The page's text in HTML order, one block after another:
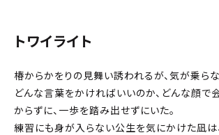
トワイライト
椿からかをりの見舞い誘われるが、気が乗ら
どんな言葉をかければいいのか、どんな顔で
からずに、一歩を踏み出せずにいた。
練習にも身が入らない公生を気にかけた凪は